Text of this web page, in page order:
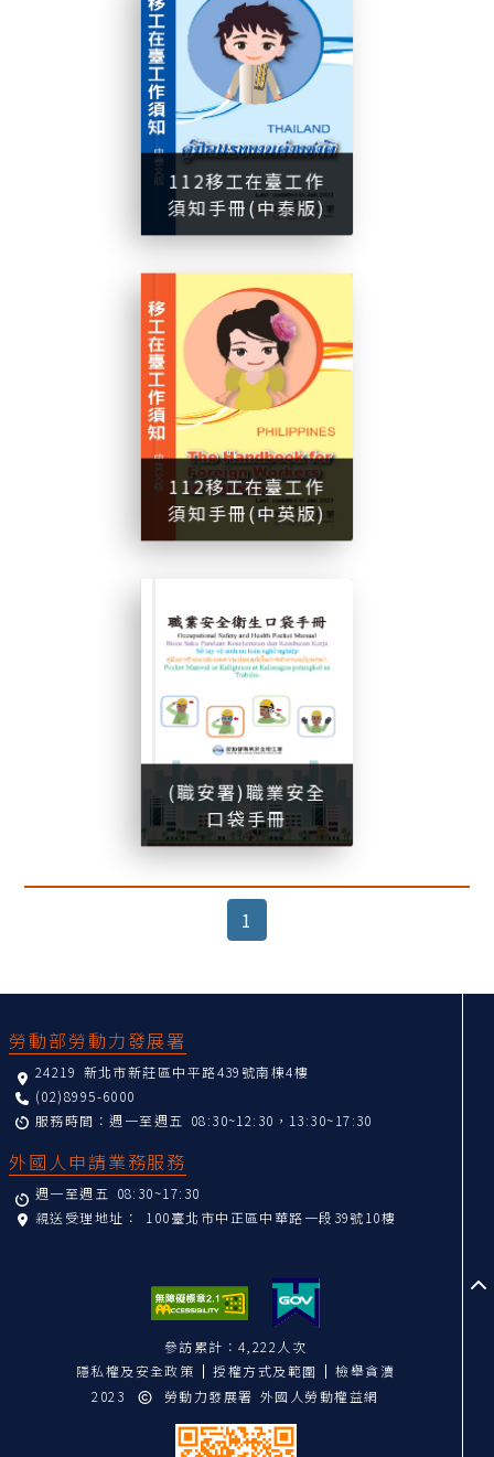
112移工在臺工作
須知手冊(中泰版)
112移工在臺工作須知手冊中泰版
112移工在臺工作
須知手冊(中英版)
112移工在臺工作須知手冊中英版
(職安署)職業安全
口袋手冊
(職安署)職業安全口袋手冊
1
勞動部勞動力發展署
24219 新北市新莊區中平路439號南棟4樓
(02)8995-6000
服務時間：週一至週五 08:30~12:30，13:30~17:30
外國人申請業務服務
週一至週五 08:30~17:30
親送受理地址： 100臺北市中正區中華路一段39號10樓
參訪累計：4,222人次
隱私權及安全政策
授權方式及範圍
檢舉貪瀆
2023
勞動力發展署 外國人勞動權益網
至